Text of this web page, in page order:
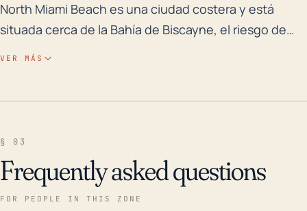
North Miami Beach es una ciudad costera y está
situada cerca de la Bahía de Biscayne, el riesgo de
marejada ciclónica, vientos fuertes y fuertes
bastante significativo, especialmente considerando
el extenso sistema de canales de la ciudad y su
VER MÁS
§ 03
Frequently asked questions
FOR PEOPLE IN THIS ZONE